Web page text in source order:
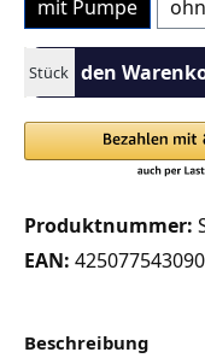
mit Pumpe
Produkt Anzahl: Gib
StückIn den
Produktnummer:
EAN:
Beschreibung